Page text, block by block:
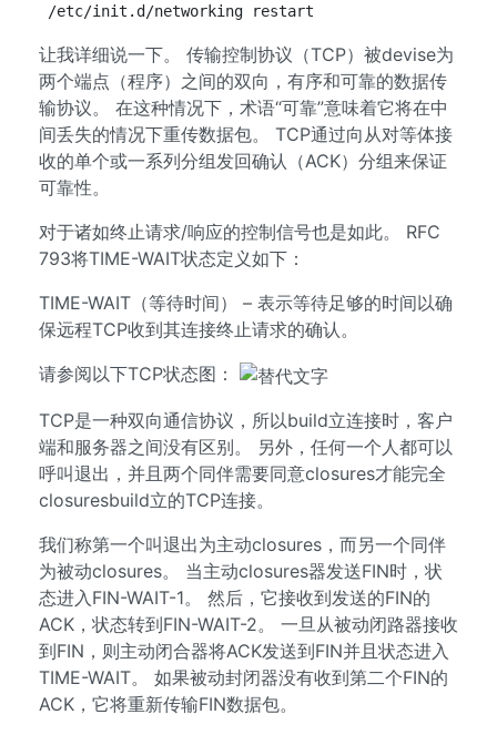
/etc/init.d/networking restart
让我详细说一下。 传输控制协议（TCP）被devise为
两个端点（程序）之间的双向，有序和可靠的数据传
输协议。 在这种情况下，术语“可靠”意味着它将在中
间丢失的情况下重传数据包。 TCP通过向从对等体接
收的单个或一系列分组发回确认（ACK）分组来保证
可靠性。
对于诸如终止请求/响应的控制信号也是如此。 RFC
793将TIME-WAIT状态定义如下：
TIME-WAIT（等待时间） – 表示等待足够的时间以确
保远程TCP收到其连接终止请求的确认。
请参阅以下TCP状态图：
TCP是一种双向通信协议，所以build立连接时，客户
端和服务器之间没有区别。 另外，任何一个人都可以
呼叫退出，并且两个同伴需要同意closures才能完全
closuresbuild立的TCP连接。
我们称第一个叫退出为主动closures，而另一个同伴
为被动closures。 当主动closures器发送FIN时，状
态进入FIN-WAIT-1。 然后，它接收到发送的FIN的
ACK，状态转到FIN-WAIT-2。 一旦从被动闭路器接收
到FIN，则主动闭合器将ACK发送到FIN并且状态进入
TIME-WAIT。 如果被动封闭器没有收到第二个FIN的
ACK，它将重新传输FIN数据包。